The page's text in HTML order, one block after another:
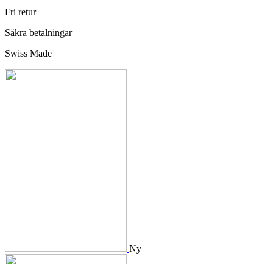
Fri retur
Säkra betalningar
Swiss Made
Ny